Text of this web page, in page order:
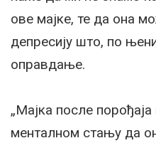
ове мајке, те да она
депресију што, по
оправдање.
„Мајка после
менталном стању да